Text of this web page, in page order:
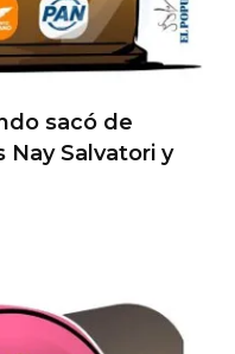
sacó de
Salvatori y